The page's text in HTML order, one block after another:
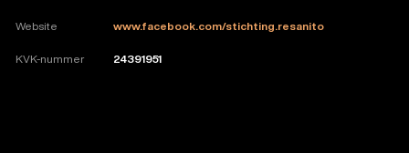
Website www.facebook.com/stichting.resanito
KVK-nummer 24391951